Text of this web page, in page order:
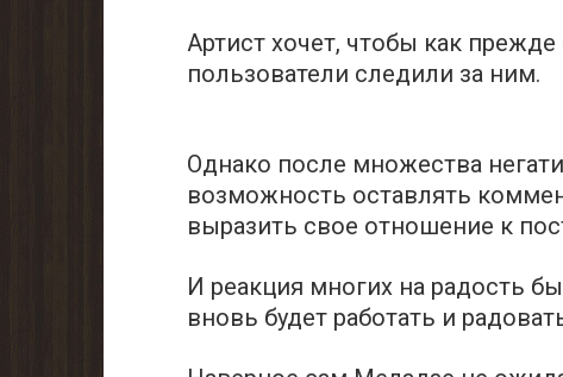
Артист хочет, чтобы как
пользователи следили за ним.
Однако после множества
возможность оставлять
выразить свое отношение к
И реакция многих на радость
вновь будет работать и